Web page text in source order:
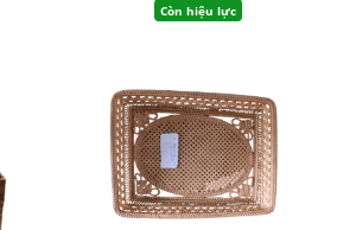
Còn hiệu lực